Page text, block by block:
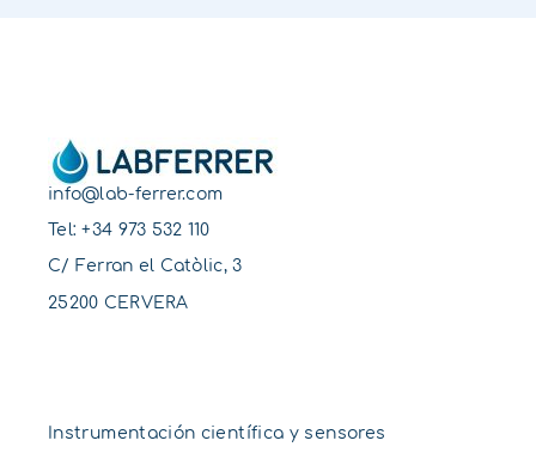
info@lab-ferrer.com
Tel:+34 973 532 110
C/ Ferran el Catòlic, 3
25200 CERVERA
Instrumentación científica y sensores